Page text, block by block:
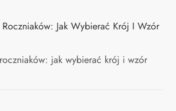
Jak Wybierać Krój I Wzór
jak wybierać krój i wzór